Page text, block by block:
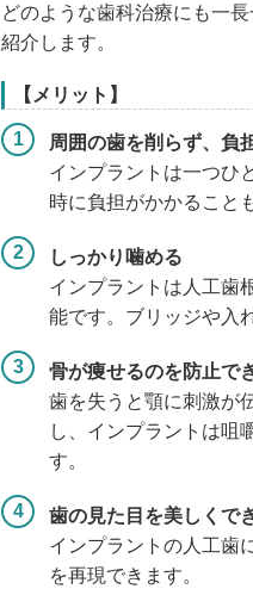
どのような歯科治療にも一
紹介します。
【メリット】
周囲の歯を削らず、負
インプラントは一つひ
時に負担がかかること
しっかり噛める
インプラントは人工歯
能です。ブリッジや入
骨が痩せるのを防止で
歯を失うと顎に刺激が
し、インプラントは咀
す。
歯の見た目を美しくで
インプラントの人工歯
を再現できます。